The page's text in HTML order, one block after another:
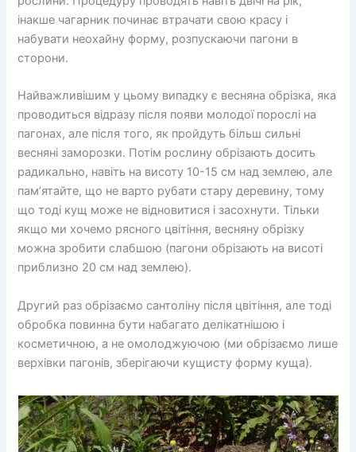
інакше чагарник починає втрачати свою красу і
набувати неохайну форму, розпускаючи пагони в
сторони.
Найважливішим у цьому випадку є весняна обрізка, яка
проводиться відразу після появи молодої порослі на
пагонах, але після того, як пройдуть більш сильні
весняні заморозки. Потім рослину обрізають досить
радикально, навіть на висоту 10-15 см над землею, але
пам’ятайте, що не варто рубати стару деревину, тому
що тоді кущ може не відновитися і засохнути. Тільки
якщо ми хочемо рясного цвітіння, весняну обрізку
можна зробити слабшою (пагони обрізають на висоті
приблизно 20 см над землею).
Другий раз обрізаємо сантоліну після цвітіння, але тоді
обробка повинна бути набагато делікатнішою і
косметичною, а не омолоджуючою (ми обрізаємо лише
верхівки пагонів, зберігаючи кущисту форму куща).